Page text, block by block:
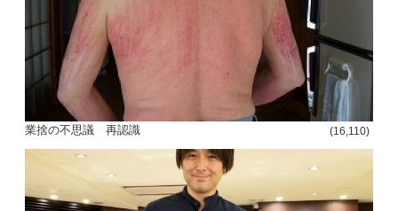
業捨の不思議 再認識 (16,110)